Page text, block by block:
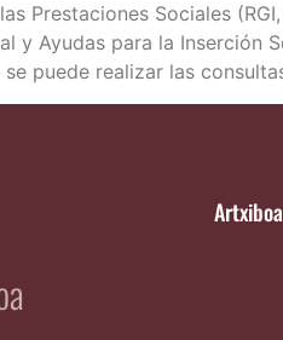
Pres­ta­cio­nes Socia­les
y Ayu­das para la Inser­ción
se pue­de rea­li­zar las
Artxiboa